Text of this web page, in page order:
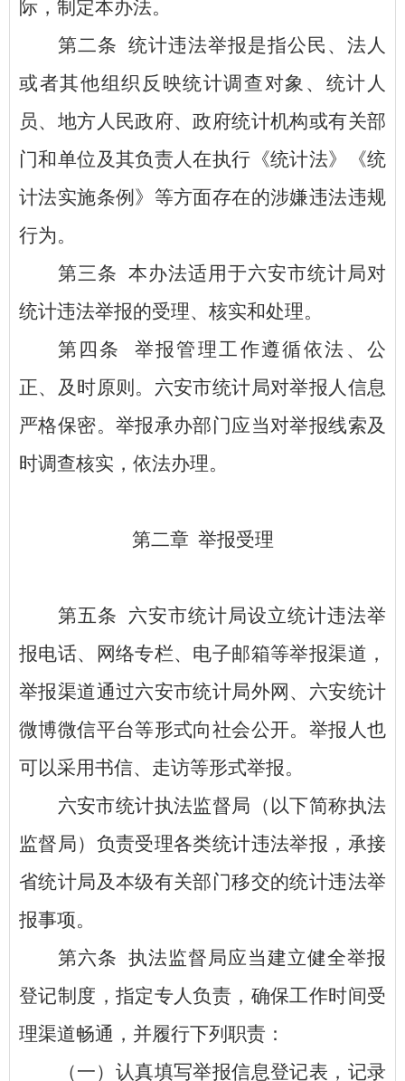
际，制定本办法。
第二条 统计违法举报是指公民、法人
或者其他组织反映统计调查对象、统计人
员、地方人民政府、政府统计机构或有关部
门和单位及其负责人在执行《统计法》《统
计法实施条例》等方面存在的涉嫌违法违规
行为。
第三条 本办法适用于六安市统计局对
统计违法举报的受理、核实和处理。
第四条
举报管理工作遵循依法、公
正、及时原则。六安市统计局对举报人信息
严格保密。举报承办部门应当对举报线索及
时调查核实，依法办理。
第二章 举报受理
第五条 六安市统计局设立统计违法举
报电话、网络专栏、电子邮箱等举报渠道，
举报渠道通过六安市统计局外网、六安统计
微博微信平台等形式向社会公开。举报人也
可以采用书信、走访等形式举报。
六安市统计执法监督局（以下简称执法
监督局）负责受理各类统计违法举报，承接
省统计局及本级有关部门移交的统计违法举
报事项。
第六条 执法监督局应当建立健全举报
登记制度，指定专人负责，确保工作时间受
理渠道畅通，并履行下列职责：
（一）认真填写举报信息登记表，记录